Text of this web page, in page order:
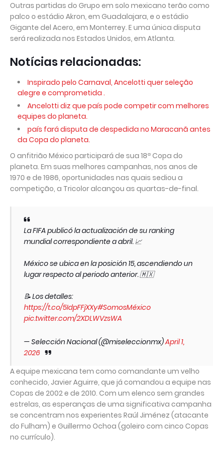
Outras partidas do Grupo em solo mexicano terão como
palco o estádio Akron, em Guadalajara, e o estádio
Gigante del Acero, em Monterrey. E uma única disputa
será realizada nos Estados Unidos, em Atlanta.
Notícias relacionadas:
Inspirado pelo Carnaval, Ancelotti quer seleção
alegre e comprometida .
Ancelotti diz que país pode competir com melhores
equipes do planeta.
país fará disputa de despedida no Maracanã antes
da Copa do planeta.
O anfitrião México participará de sua 18ª Copa do
planeta. Em suas melhores campanhas, nos anos de
1970 e de 1986, oportunidades nas quais sediou a
competição, a Tricolor alcançou as quartas-de-final.
La FIFA publicó la actualización de su ranking
mundial correspondiente a abril. 📈
México se ubica en la posición 15, ascendiendo un
lugar respecto al periodo anterior. 🇲🇽
📝 Los detalles:
https://t.co/5IdpFFjXXy#SomosMéxico
pic.twitter.com/2XDLWVzsWA
— Selección Nacional (@miseleccionmx)April 1,
2026
A equipe mexicana tem como comandante um velho
conhecido, Javier Aguirre, que já comandou a equipe nas
Copas de 2002 e de 2010. Com um elenco sem grandes
estrelas, as esperanças de uma significativa campanha
se concentram nos experientes Raúl Jiménez (atacante
do Fulham) e Guillermo Ochoa (goleiro com cinco Copas
no currículo).